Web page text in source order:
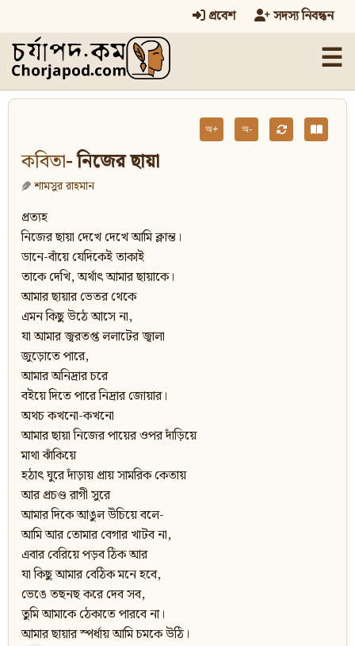
প্রবেশ সদস্য নিবন্ধন
☰
অ+ অ-
কবিতা- নিজের ছায়া
শামসুর রাহমান
প্রত্যহ
নিজের ছায়া দেখে দেখে আমি ক্লান্ত।
ডানে-বাঁয়ে যেদিকেই তাকাই
তাকে দেখি, অর্থাৎ আমার ছায়াকে।
আমার ছায়ার ভেতর থেকে
এমন কিছু উঠে আসে না,
যা আমার জ্বরতপ্ত ললাটের জ্বালা
জুড়োতে পারে,
আমার অনিদ্রার চরে
বইয়ে দিতে পারে নিদ্রার জোয়ার।
অথচ কখনো-কখনো
আমার ছায়া নিজের পায়ের ওপর দাঁড়িয়ে
মাথা ঝাঁকিয়ে
হঠাৎ ঘুরে দাঁড়ায় প্রায় সামরিক কেতায়
আর প্রচণ্ড রাগী সুরে
আমার দিকে আঙুল উঁচিয়ে বলে-
আমি আর তোমার বেগার খাটব না,
এবার বেরিয়ে পড়ব ঠিক আর
যা কিছু আমার বেঠিক মনে হবে,
ভেঙে তছনছ করে দেব সব,
তুমি আমাকে ঠেকাতে পারবে না।
আমার ছায়ার স্পর্ধায় আমি চমকে উঠি।